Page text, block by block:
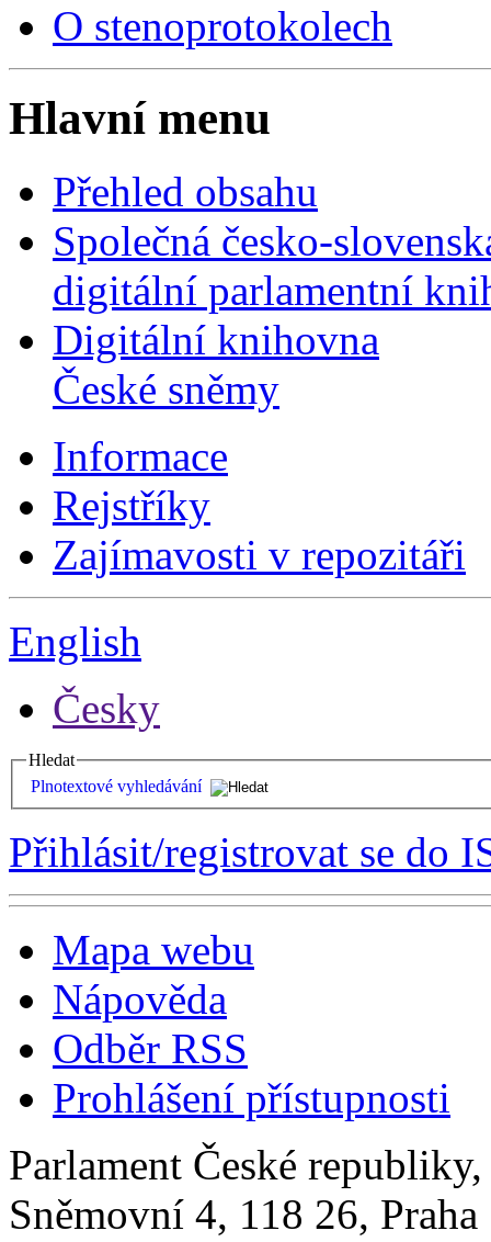
O stenoprotokolech
Hlavní menu
Přehled obsahu
Společná česko-
digitální parlamentní
Digitální knihovna
České sněmy
Informace
Rejstříky
Zajímavosti v repozitáři
English
Česky
Hledat
Plnotextové vyhledávání
Přihlásit/registrovat se do
Mapa webu
Nápověda
Odběr RSS
Prohlášení přístupnosti
Parlament České
Sněmovní 4, 118 26,